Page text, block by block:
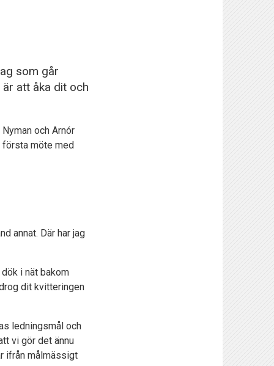
som går
att åka dit och
och Arnór
första möte med
annat. Där har jag
i nät bakom
dit kvitteringen
ledningsmål och
vi gör det ännu
ifrån målmässigt